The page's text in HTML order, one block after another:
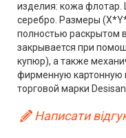
изделия: кожа флотар.
серебро. Размеры
полностью раскрытом
закрывается при
купюр), а также
фирменную картонную
торговой марки
Написати